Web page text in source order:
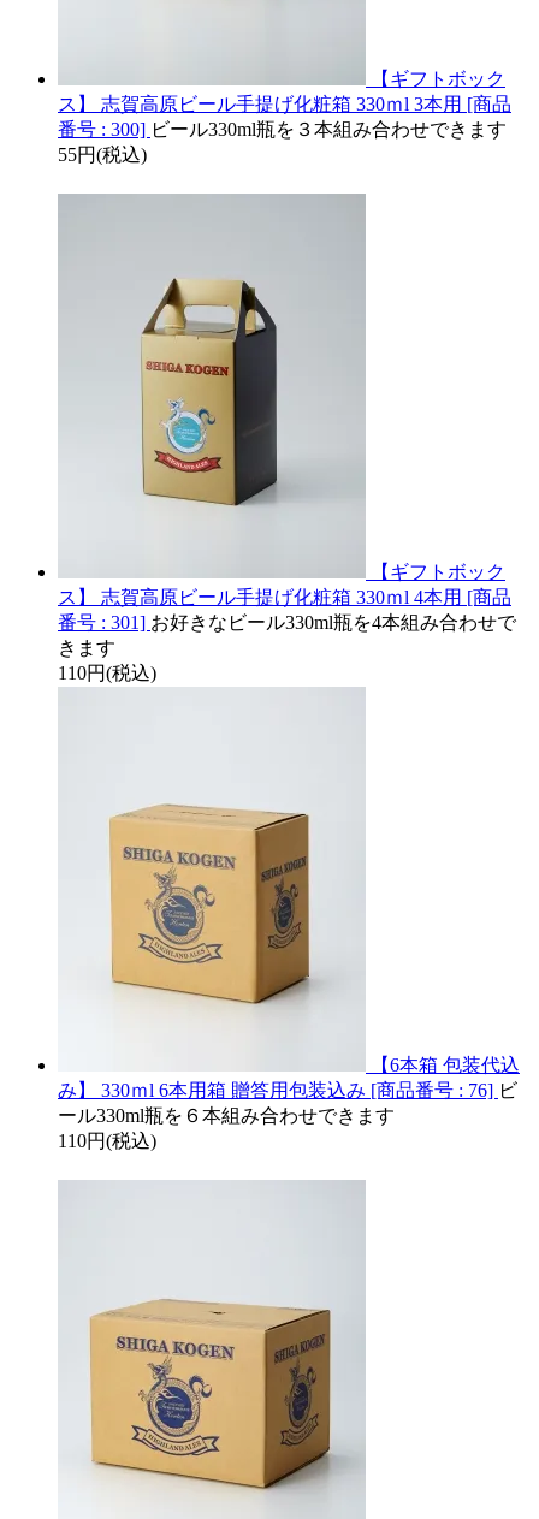
【ギフトボック
ス】 志賀高原ビール手提げ化粧箱 330ｍl 3本用 [商品
番号 : 300] ビール330ml瓶を３本組み合わせできます
55円(税込)
【ギフトボック
ス】 志賀高原ビール手提げ化粧箱 330ｍl 4本用 [商品
番号 : 301] お好きなビール330ml瓶を4本組み合わせで
きます
110円(税込)
【6本箱 包装代込
み】 330ｍl 6本用箱 贈答用包装込み [商品番号 : 76] ビ
ール330ml瓶を６本組み合わせできます
110円(税込)